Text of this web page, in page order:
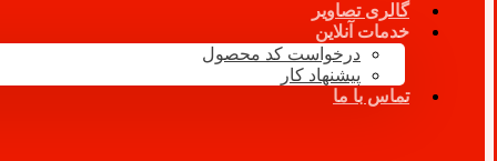
گالری تصاویر
خدمات آنلاین
درخواست کد محصول
پیشنهاد کار
تماس با ما